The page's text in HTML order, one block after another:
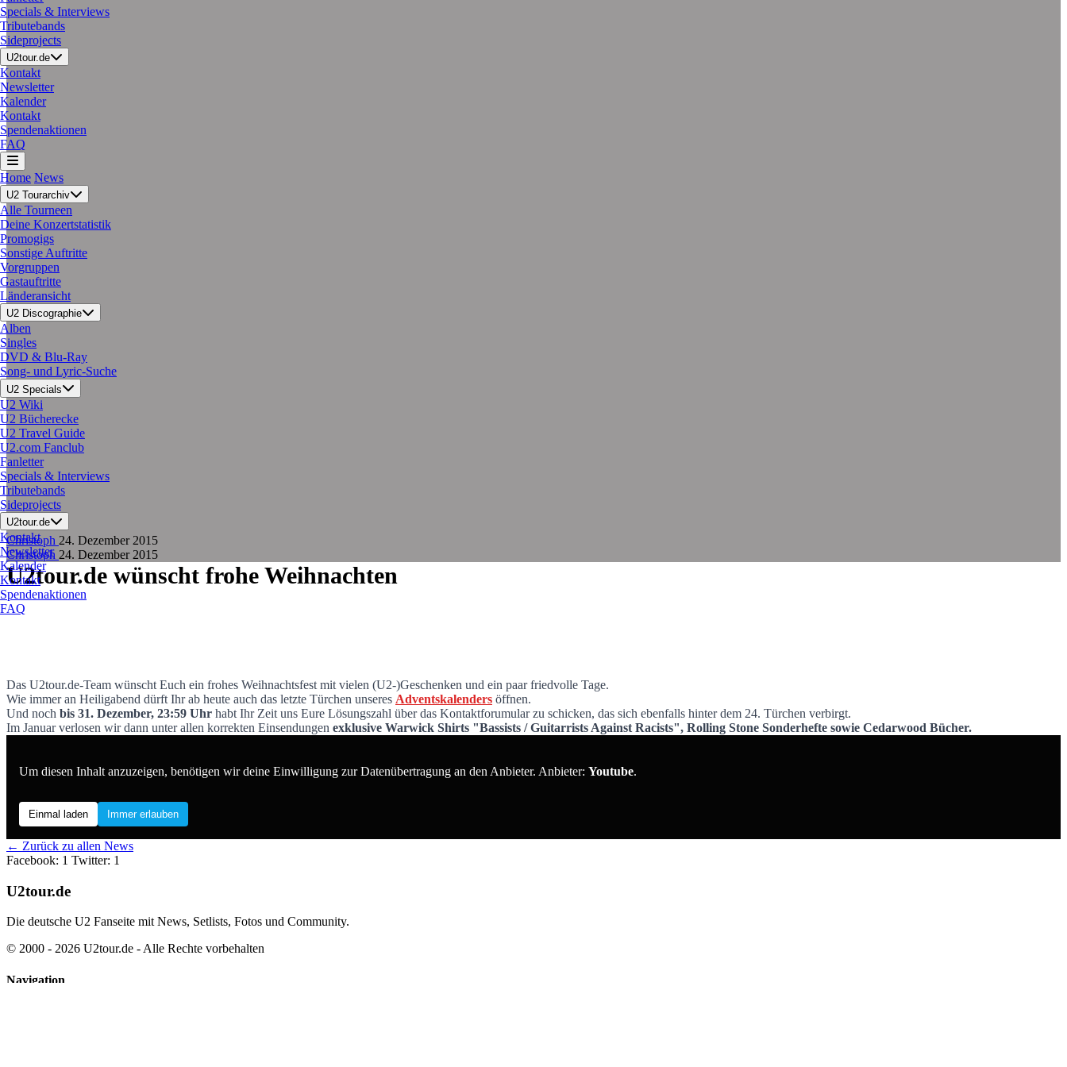
Specials & Interviews
Tributebands
Sideprojects
U2tour.de
Kontakt
Newsletter
Kalender
Kontakt
Spendenaktionen
FAQ
Home News
U2 Tourarchiv
Alle Tourneen
Deine Konzertstatistik
Promogigs
Sonstige Auftritte
Vorgruppen
Gastauftritte
Länderansicht
U2 Discographie
Alben
Singles
DVD & Blu-Ray
Song- und Lyric-Suche
U2 Specials
U2 Wiki
U2 Bücherecke
U2 Travel Guide
U2.com Fanclub
Fanletter
Specials & Interviews
Tributebands
Sideprojects
U2tour.de
Kontakt
Newsletter
Kalender
Kontakt
Spendenaktionen
FAQ
Christoph 24. Dezember 2015
Christoph 24. Dezember 2015
U2tour.de wünscht frohe Weihnachten
U2tour.de wünscht frohe Weihnachten
Das U2tour.de-Team wünscht Euch ein frohes Weihnachtsfest mit vielen (U2-)Geschenken und ein paar friedvolle Tage.
Wie immer an Heiligabend dürft Ihr ab heute auch das letzte Türchen unseres Adventskalenders öffnen.
Und noch bis 31. Dezember, 23:59 Uhr habt Ihr Zeit uns Eure Lösungszahl über das Kontaktforumular zu schicken, das sich ebenfalls hinter dem 24. Türchen verbirgt.
Im Januar verlosen wir dann unter allen korrekten Einsendungen exklusive Warwick Shirts "Bassists / Guitarrists Against Racists", Rolling Stone Sonderhefte sowie Cedarwood Bücher.
Um diesen Inhalt anzuzeigen, benötigen wir deine Einwilligung zur Datenübertragung an den Anbieter. Anbieter: Youtube.
Einmal laden Immer erlauben
← Zurück zu allen News
Facebook: 1 Twitter: 1
U2tour.de
Die deutsche U2 Fanseite mit News, Setlists, Fotos und Community.
© 2000 - 2026 U2tour.de - Alle Rechte vorbehalten
Navigation